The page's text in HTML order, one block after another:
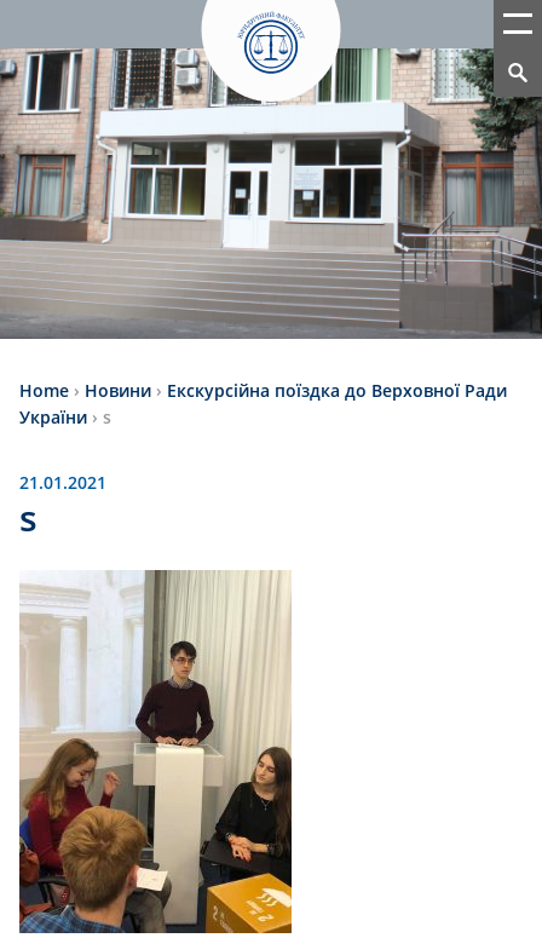
Home › Новини › Екскурсійна поїздка до Верховної Ради
України › s
21.01.2021
s